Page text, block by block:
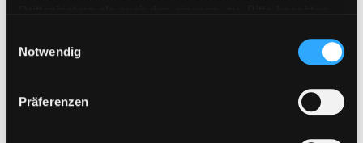
Cookies von Drittanbietern, eine Verarbeitung in
unsicheren Drittländern (Länder außerhalb des EWR
ohne adäquates Datenschutzniveau) stattfinden kann. In
diesem Zusammenhang können aktuell Risiken für
Notwendig
Präferenzen
E-Medien
Mediengruppe